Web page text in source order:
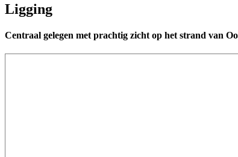
Ligging
Centraal gelegen met prachtig zicht op het strand van